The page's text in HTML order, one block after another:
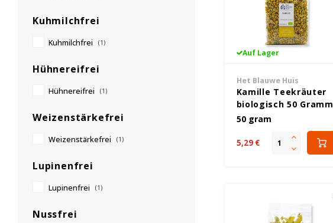
Kuhmilchfrei
Kuhmilchfrei (1)
Hühnereifrei
Hühnereifrei (1)
Weizenstärkefrei
Weizenstärkefrei (1)
Lupinenfrei
Lupinenfrei (1)
Nussfrei
Auf Lager
Het Blauwe Huis
Kamille Teekräuter
biologisch 50 Gramm
- Glutenfrei
50 gram
5,29 €